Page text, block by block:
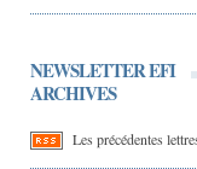
NEWSLETTER EFI
ARCHIVES
Les précédentes